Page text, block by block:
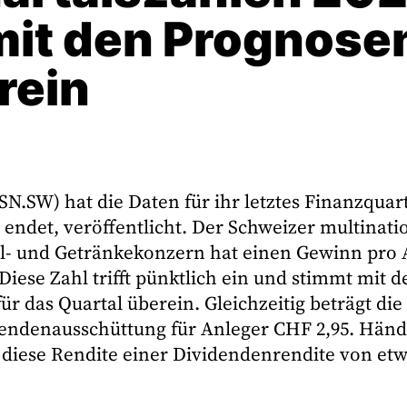
den
hat die Daten für ihr letztes
endet, veröffentlicht. Der Schweizer
und Getränkekonzern hat einen Gewinn pro
Zahl trifft pünktlich ein und stimmt mit
das Quartal überein. Gleichzeitig beträgt die
für Anleger CHF 2,95.
Rendite einer Dividendenrendite von